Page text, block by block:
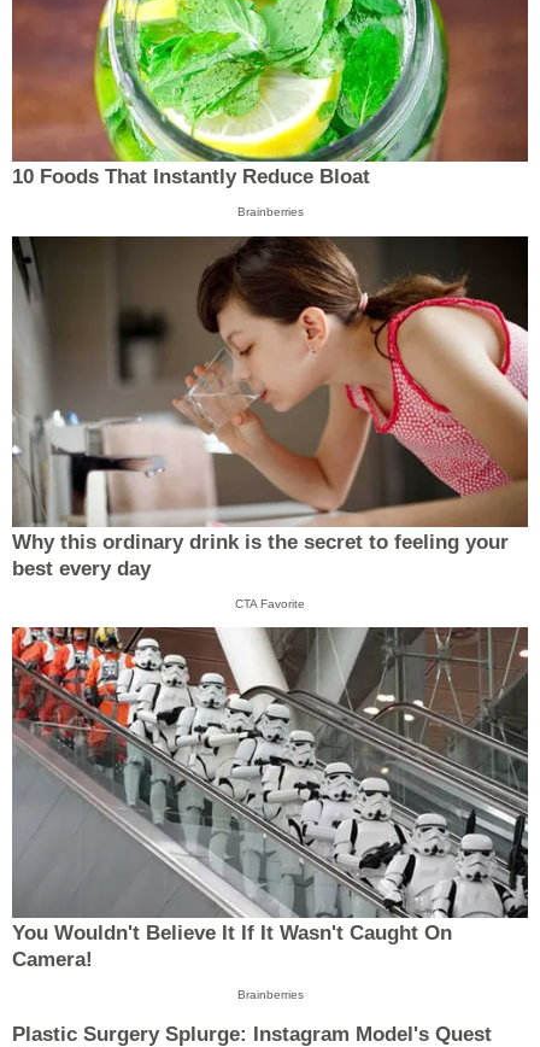
10 Foods That Instantly Reduce Bloat
Brainberries
Why this ordinary drink is the secret to feeling your
best every day
CTA Favorite
You Wouldn't Believe It If It Wasn't Caught On
Camera!
Brainberries
Plastic Surgery Splurge: Instagram Model's Quest